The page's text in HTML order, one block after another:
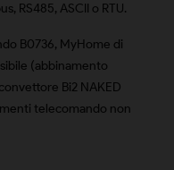
RS485, ASCII o RTU.
B0736, MyHome di
(abbinamento
Bi2 NAKED
telecomando non